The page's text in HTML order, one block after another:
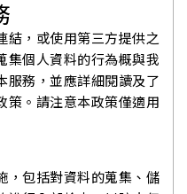
結，或使用第三方提供之
集個人資料的行為概與我
服務，並應詳細閱讀及了
策。請注意本政策僅適用
，包括對資料的蒐集、儲